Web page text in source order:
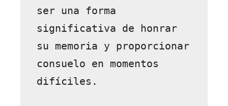
ser una forma
significativa de honrar
su memoria y proporcionar
consuelo en momentos
difíciles.